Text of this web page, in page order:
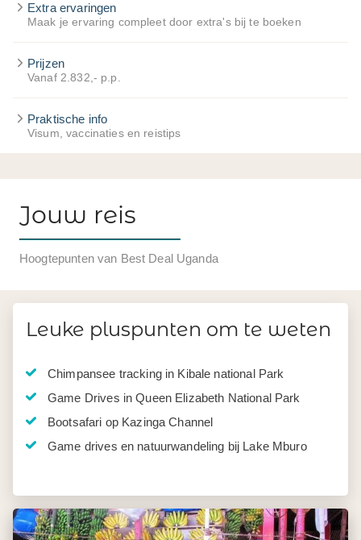
Extra ervaringen
Maak je ervaring compleet door extra's bij te boeken
Prijzen
Vanaf 2.832,- p.p.
Praktische info
Visum, vaccinaties en reistips
Jouw reis
Hoogtepunten van Best Deal Uganda
Leuke pluspunten om te weten
Chimpansee tracking in Kibale national Park
Game Drives in Queen Elizabeth National Park
Bootsafari op Kazinga Channel
Game drives en natuurwandeling bij Lake Mburo